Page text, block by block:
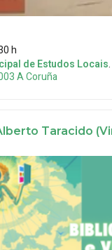
h
de Estudos Locais.
A Coruña
Taracido